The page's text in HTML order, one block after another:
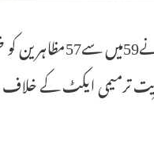
واراناسی۔ مذکورہ واراناسی عدالت کے
ترمیمی ایکٹ کے